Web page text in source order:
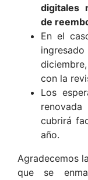
digitales
de
En el
con la
Los
cubrirá
año.
Agradecemos
que se